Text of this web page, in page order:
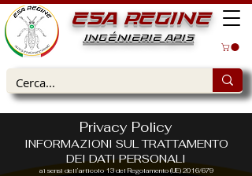
ESA REGINE
INGÉNIERIE APIS
Privacy Policy
INFORMAZIONI SUL TRATTAMENTO
DEI DATI PERSONALI
ai sensi dell’articolo 13 del Regolamento (UE) 2016/679